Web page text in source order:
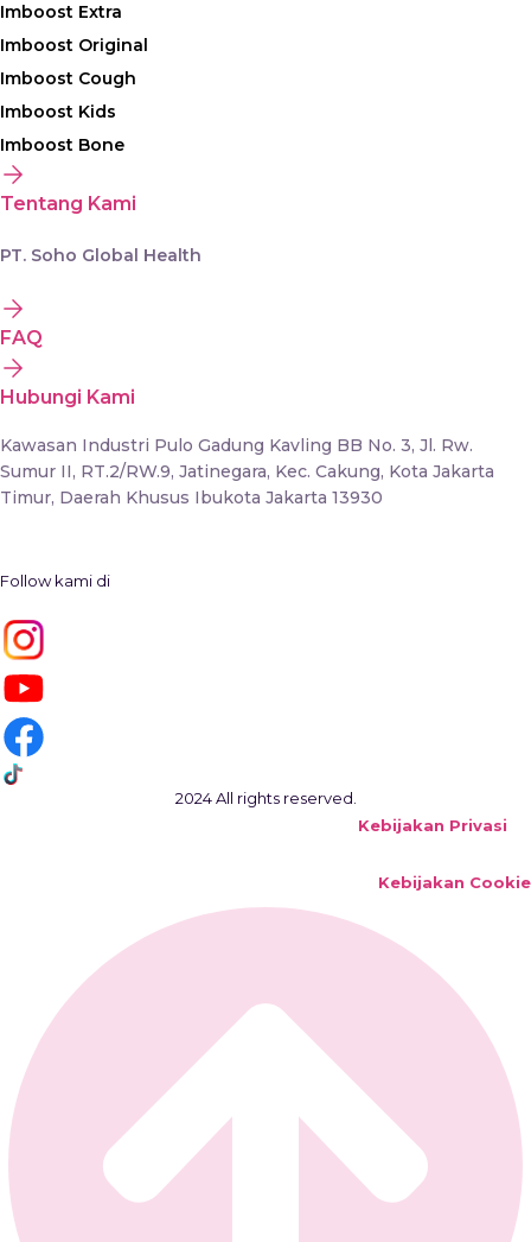
Imboost Extra
Imboost Original
Imboost Cough
Imboost Kids
Imboost Bone
Tentang Kami
PT. Soho Global Health
FAQ
Hubungi Kami
Kawasan Industri Pulo Gadung Kavling BB No. 3, Jl. Rw.
Sumur II, RT.2/RW.9, Jatinegara, Kec. Cakung, Kota Jakarta
Timur, Daerah Khusus Ibukota Jakarta 13930
Follow kami di
2024 All rights reserved.
Kebijakan Privasi
Kebijakan Cookie